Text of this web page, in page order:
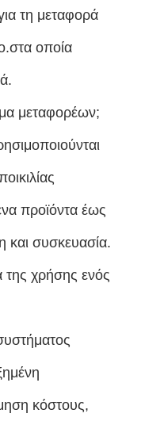
τη μεταφορά
οποία
μεταφορέων;
προϊόντα έως
και συσκευασία.
της χρήσης ενός
κόστους,